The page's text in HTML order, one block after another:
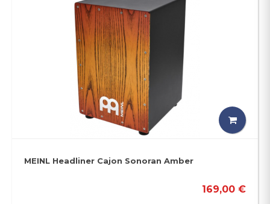
MEINL Headliner Cajon Sonoran Amber
169,00 €